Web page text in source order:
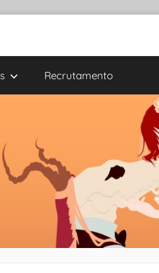
Recrutamento